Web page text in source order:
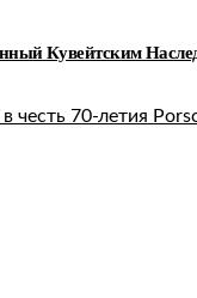
Кувейтским
70-летия